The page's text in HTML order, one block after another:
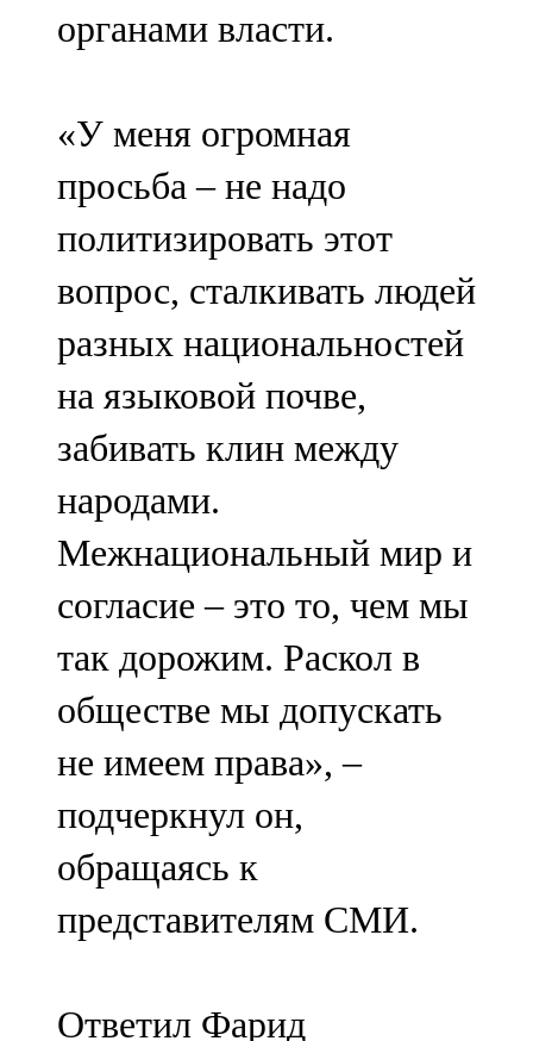
органами власти.
«У меня огромная
просьба – не надо
политизировать этот
вопрос, сталкивать людей
разных национальностей
на языковой почве,
забивать клин между
народами.
Межнациональный мир и
согласие – это то, чем мы
так дорожим. Раскол в
обществе мы допускать
не имеем права», –
подчеркнул он,
обращаясь к
представителям СМИ.
Ответил Фарид